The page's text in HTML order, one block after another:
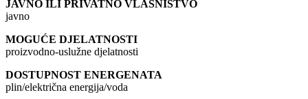
JAVNO ILI PRIVATNO VLASNIŠTVO
javno
MOGUĆE DJELATNOSTI
proizvodno-uslužne djelatnosti
DOSTUPNOST ENERGENATA
plin/električna energija/voda